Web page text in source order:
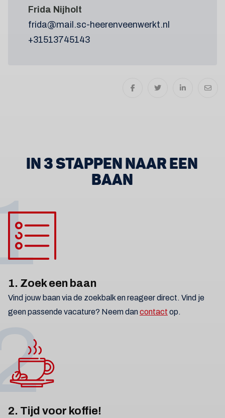
Frida Nijholt
frida@mail.sc-heerenveenwerkt.nl
+31513745143
IN 3 STAPPEN NAAR EEN
BAAN
1. Zoek een baan
Vind jouw baan via de zoekbalk en reageer direct. Vind je
geen passende vacature? Neem dancontact op.
2. Tijd voor koffie!